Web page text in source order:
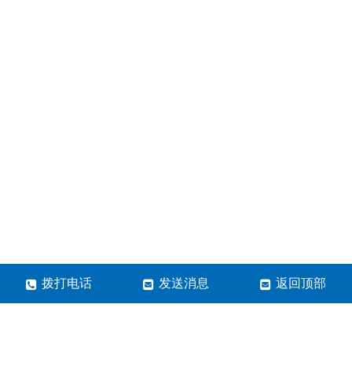
拨打电话 发送消息 返回顶部